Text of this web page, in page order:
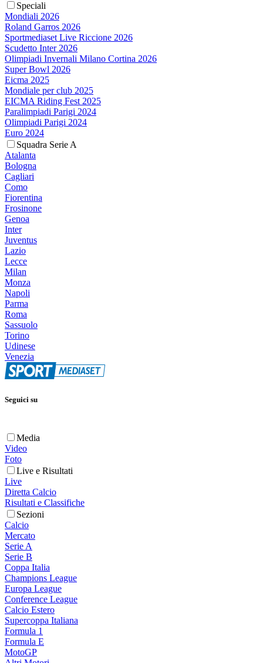
Speciali
Mondiali 2026
Roland Garros 2026
Sportmediaset Live Riccione 2026
Scudetto Inter 2026
Olimpiadi Invernali Milano Cortina 2026
Super Bowl 2026
Eicma 2025
Mondiale per club 2025
EICMA Riding Fest 2025
Paralimpiadi Parigi 2024
Olimpiadi Parigi 2024
Euro 2024
Squadra Serie A
Atalanta
Bologna
Cagliari
Como
Fiorentina
Frosinone
Genoa
Inter
Juventus
Lazio
Lecce
Milan
Monza
Napoli
Parma
Roma
Sassuolo
Torino
Udinese
Venezia
Seguici su
Media
Video
Foto
Live e Risultati
Live
Diretta Calcio
Risultati e Classifiche
Sezioni
Calcio
Mercato
Serie A
Serie B
Coppa Italia
Champions League
Europa League
Conference League
Calcio Estero
Supercoppa Italiana
Formula 1
Formula E
MotoGP